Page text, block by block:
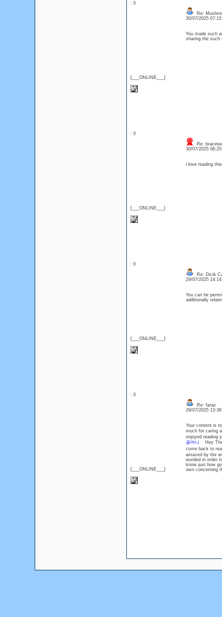
: 0
{___ONLINE___}
Re:
30/07/2025
You made such
sharing the
: 0
{___ONLINE___}
Re:
30/07/2025
i love reading
: 0
{___ONLINE___}
Re: Dicik
29/07/2025
You can be
additionally
: 0
{___ONLINE___}
Re: faraz
29/07/2025
Your content is
much for caring
enjoyed reading
꽁머니 Hey
come back to
amazed by the
worded in order
know just how
own